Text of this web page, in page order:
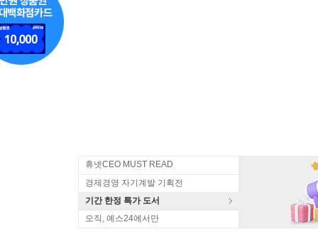
휴넷CEO MUST READ
경제경영 자기계발 기획전
기간 한정 특가 도서
오직, 예스24에서만